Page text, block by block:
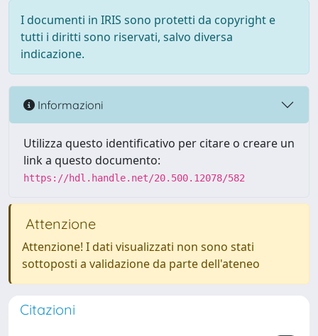
I documenti in IRIS sono protetti da copyright e
tutti i diritti sono riservati, salvo diversa
indicazione.
Informazioni
Utilizza questo identificativo per citare o creare un
link a questo documento:
https://hdl.handle.net/20.500.12078/582
Attenzione
Attenzione! I dati visualizzati non sono stati
sottoposti a validazione da parte dell'ateneo
Citazioni